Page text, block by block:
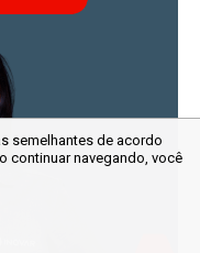
semelhantes de acordo
continuarnavegando, você